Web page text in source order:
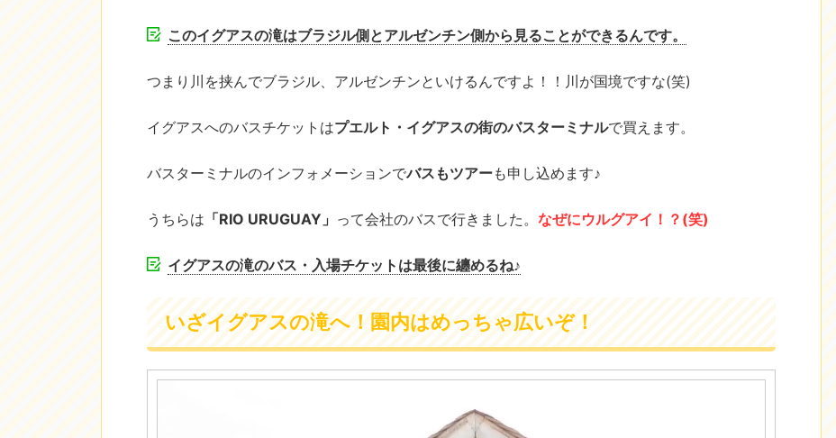
このイグアスの滝はブラジル側とアルゼンチン側から見ることができるんです。
つまり川を挟んでブラジル、アルゼンチンといけるんですよ！！川が国境ですな(笑)
イグアスへのバスチケットはプエルト・イグアスの街のバスターミナルで買えます。
バスターミナルのインフォメーションでバスもツアーも申し込めます♪
うちらは 「RIO URUGUAY」 って会社のバスで行きました。 なぜにウルグアイ！？(笑)
イグアスの滝のバス・入場チケットは最後に纏めるね♪
いざイグアスの滝へ！園内はめっちゃ広いぞ！